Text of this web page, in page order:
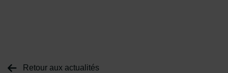
Retour aux actualités